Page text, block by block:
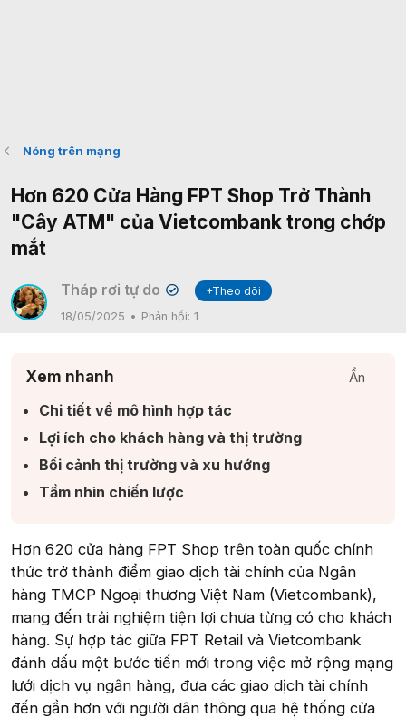
Nóng trên mạng
Hơn 620 Cửa Hàng FPT Shop Trở Thành
"Cây ATM" của Vietcombank trong chớp
mắt
Tháp rơi tự do ✔
+Theo dõi
18/05/2025
Phản hồi: 1
Xem nhanh Ẩn
Chi tiết về mô hình hợp tác​
Lợi ích cho khách hàng và thị trường​
Bối cảnh thị trường và xu hướng​
Tầm nhìn chiến lược​
Hơn 620 cửa hàng FPT Shop trên toàn quốc chính
thức trở thành điểm giao dịch tài chính của Ngân
hàng TMCP Ngoại thương Việt Nam (Vietcombank),
mang đến trải nghiệm tiện lợi chưa từng có cho khách
hàng. Sự hợp tác giữa FPT Retail và Vietcombank
đánh dấu một bước tiến mới trong việc mở rộng mạng
lưới dịch vụ ngân hàng, đưa các giao dịch tài chính
đến gần hơn với người dân thông qua hệ thống cửa